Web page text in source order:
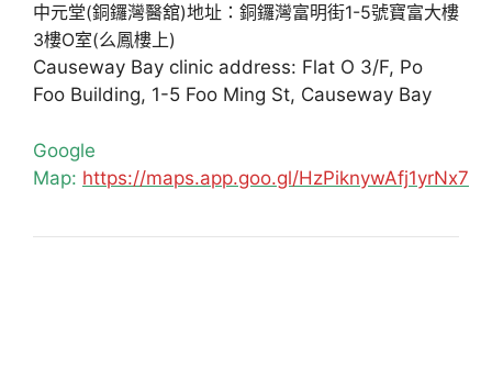
中元堂(銅鑼灣醫舘)地址：銅鑼灣富明街1-5號寶富大樓
3樓O室(么鳳樓上)
Causeway Bay clinic address: Flat O 3/F, Po
Foo Building, 1-5 Foo Ming St, Causeway Bay
Google
Map: https://maps.app.goo.gl/HzPiknywAfj1yrNx7